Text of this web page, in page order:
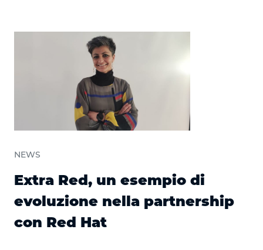
NEWS
Extra Red, un esempio di
evoluzione nella partnership
con Red Hat